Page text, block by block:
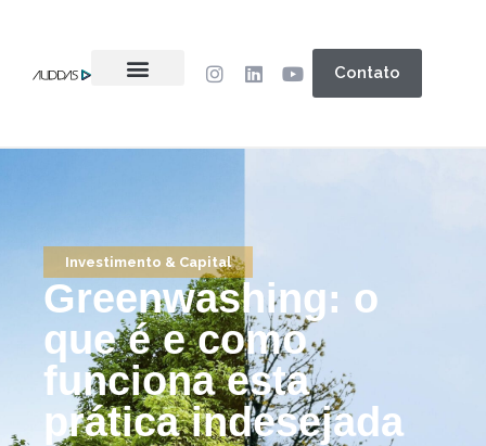
Contato
Investimento & Capital
Greenwashing: o
que é e como
funciona esta
prática indesejada